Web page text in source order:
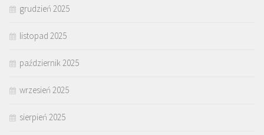
grudzień 2025
listopad 2025
październik 2025
wrzesień 2025
sierpień 2025